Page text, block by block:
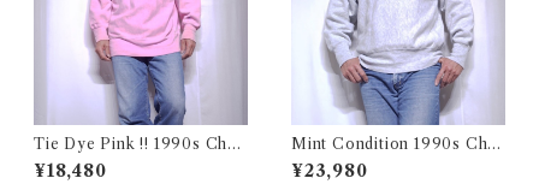
Tie Dye Pink !! 1990s Cha
mpion Reverse Weave USA
/ チャンピオン リバースウィ
¥18,480
Mint Condition 1990s Cha
mpion Reverse Weave Size
L / チャンピオン リバースウ
¥23,980